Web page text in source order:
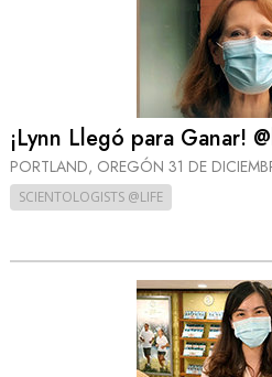
¡Lynn Llegó para Ganar!
PORTLAND, OREGÓN 31 DE
SCIENTOLOGISTS @LIFE